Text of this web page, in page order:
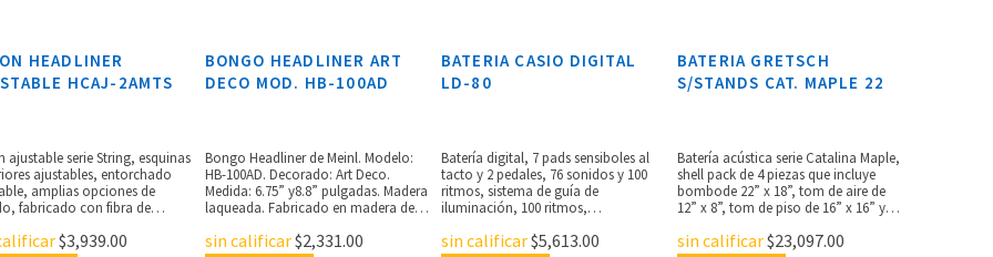
HEADLINER
HCAJ-2AMTS
ajustable serie String, esquinas
ajustables, entorchado
amplias opciones de
fabricado con fibra de
ambiente y placa frontal de
$3,939.00
BONGO HEADLINER ART
DECO MOD. HB-100AD
Bongo Headliner de Meinl. Modelo:
HB-100AD. Decorado: Art Deco.
Medida: 6.75” y8.8” pulgadas. Madera
laqueada. Fabricado en madera de
Alto brillo. Ganchos de 8 mm de
sin calificar$2,331.00
BATERIA CASIO DIGITAL
LD-80
Batería digital, 7 pads sensiboles al
tacto y 2 pedales, 76 sonidos y 100
ritmos, sistema de guía de
iluminación, 100 ritmos,
funciónde lecciones, 3 efectos de
sin calificar$5,613.00
BATERIA GRETSCH
S/STANDS CAT. MAPLE 22
Batería acústica serie Catalina Maple,
shell pack de 4 piezas que incluye
bombode 22” x 18”, tom de aire de
12” x 8”, tom de piso de 16” x 16” y
maple, bordes afilados de 30º,
sin calificar$23,097.00